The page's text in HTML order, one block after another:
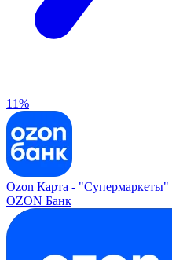
11%
Ozon Карта - "Супермаркеты"
OZON Банк